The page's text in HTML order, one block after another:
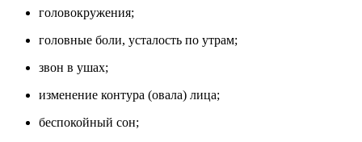
головокружения;
головные боли, усталость по утрам;
звон в ушах;
изменение контура (овала) лица;
беспокойный сон;